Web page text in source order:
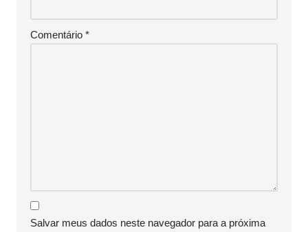
Comentário *
Salvar meus dados neste navegador para a próxima